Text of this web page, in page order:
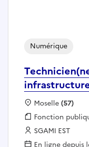
Numérique
Localisation :
Moselle(57)
Fonction
Fonction
Employeur :
SGAMI EST
En ligne depuis